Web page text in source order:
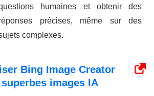
humaines et obtenir des
précises, même sur des
complexes.
Bing Image Creator
images IA